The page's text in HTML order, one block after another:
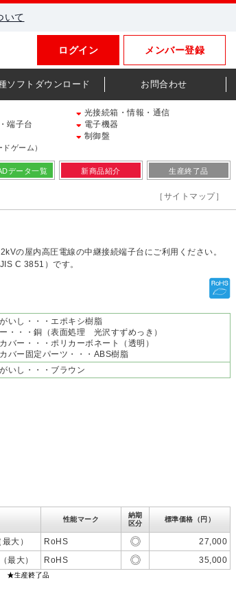
いて
メンバー登録
ログイン
ソフトダウンロード お問合わせ
光接続箱・情報・通信
端子台
電子機器
制御盤
ドゲーム）
データ一覧 新商品紹介 生産終了品
［サイトマップ］
の屋内高圧電線の中継接続端子台にご利用ください。
C 3851）です。
いし・・・エポキシ樹脂
・・・銅（表面処理 光沢すずめっき）
バー・・・ポリカーボネート（透明）
バー固定パーツ・・・ABS樹脂
いし・・・ブラウン
性能マーク
納期
区分
標準価格（円）
大） RoHS
27,000
最大） RoHS 35,000